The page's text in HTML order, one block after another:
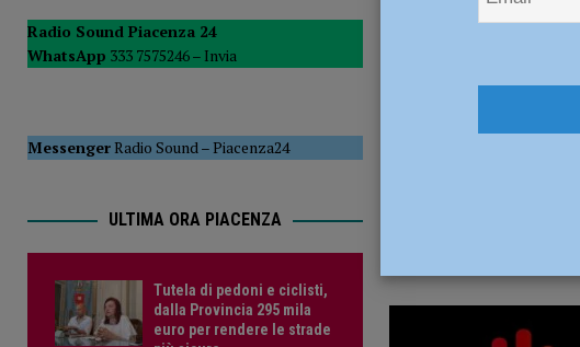
POLITICA
[ 5 Agosto 2026 ] Caldo estremo e asili nido, Tagliaferri (FdI):
Radio Sound Piacenza 24
WhatsApp 333 7575246 – Invia
MessengerRadio Sound–Piacenza24
ULTIMA ORA PIACENZA
Tutela di pedoni e ciclisti,
dalla Provincia 295 mila
euro per rendere le strade